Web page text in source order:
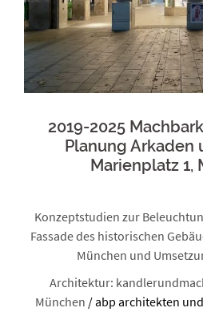
2019-2025
Planung Arkaden
Marienplatz 1,
Konzeptstudien zur
Fassade des historischen
München und
Architektur:
München / abp architekten